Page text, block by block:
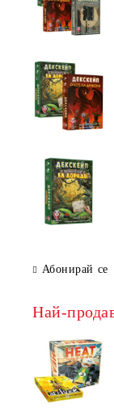
Абонирай се
Най-